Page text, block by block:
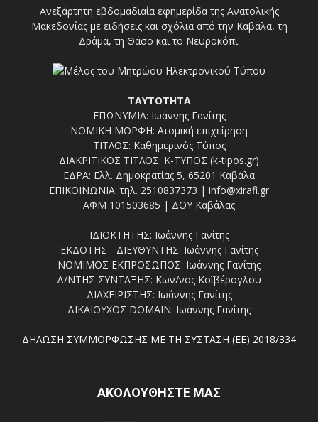
Ανεξάρτητη εβδομαδιαία εφημερίδα της Ανατολικής
Μακεδονίας με ειδήσεις και σχόλια από την Καβάλα, τη
Δράμα, τη Θάσο και το Νευροκόπι.
ΤΑΥΤΟΤΗΤΑ
ΕΠΩΝΥΜΙΑ: Ιωάννης Γανίτης
ΝΟΜΙΚΗ ΜΟΡΦΗ: Ατομική επιχείρηση
ΤΙΤΛΟΣ: Καθημερινός Τύπος
ΔΙΑΚΡΙΤΙΚΟΣ ΤΙΤΛΟΣ: Κ-ΤΥΠΟΣ (k-tipos.gr)
ΕΔΡΑ: Ελλ. Δημοκρατίας 5, 65201 Καβάλα
ΕΠΙΚΟΙΝΩΝΙΑ: τηλ. 2510837373 | info@xirafi.gr
ΑΦΜ 101503685 | ΔΟΥ Καβάλας
ΙΔΙΟΚΤΗΤΗΣ: Ιωάννης Γανίτης
ΕΚΔΟΤΗΣ - ΔΙΕΥΘΥΝΤΗΣ: Ιωάννης Γανίτης
ΝΟΜΙΜΟΣ ΕΚΠΡΟΣΩΠΟΣ: Ιωάννης Γανίτης
Δ/ΝΤΗΣ ΣΥΝΤΑΞΗΣ: Κων/νος Κοϊβέρογλου
ΔΙΑΧΕΙΡΙΣΤΗΣ: Ιωάννης Γανίτης
ΔΙΚΑΙΟΥΧΟΣ DOMAIN: Ιωάννης Γανίτης
ΔΗΛΩΣΗ ΣΥΜΜΟΡΦΩΣΗΣ ΜΕ ΤΗ ΣΥΣΤΑΣΗ (ΕΕ) 2018/334
ΑΚΟΛΟΥΘΗΣΤΕ ΜΑΣ